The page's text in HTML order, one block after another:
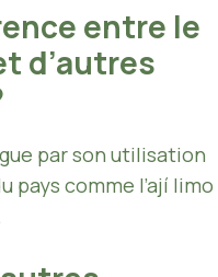
entre le
d’autres
par son utilisation
pays comme l’ají limo